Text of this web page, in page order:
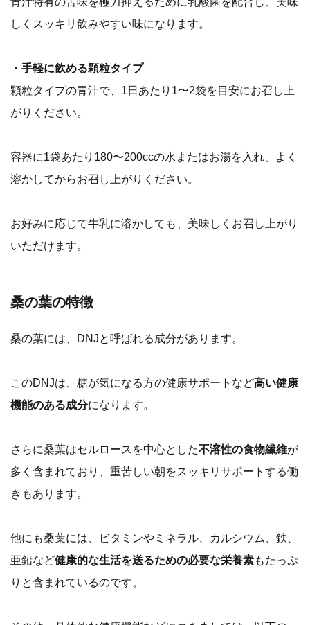
しくスッキリ飲みやすい味になります。
・手軽に飲める顆粒タイプ
顆粒タイプの青汁で、1日あたり1〜2袋を目安にお召し上
がりください。
容器に1袋あたり180〜200ccの水またはお湯を入れ、よく
溶かしてからお召し上がりください。
お好みに応じて牛乳に溶かしても、美味しくお召し上がり
いただけます。
桑の葉の特徴
桑の葉には、DNJと呼ばれる成分があります。
このDNJは、糖が気になる方の健康サポートなど高い健康
機能のある成分になります。
さらに桑葉はセルロースを中心とした不溶性の食物繊維が
多く含まれており、重苦しい朝をスッキリサポートする働
きもあります。
他にも桑葉には、ビタミンやミネラル、カルシウム、鉄、
亜鉛など健康的な生活を送るための必要な栄養素もたっぷ
りと含まれているのです。